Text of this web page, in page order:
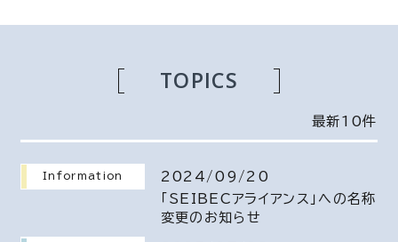
TOPICS
最新10件
Information
2024/09/20
「SEIBECアライアンス」への名称
変更のお知らせ